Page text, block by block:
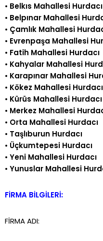
• Belkıs Mahallesi Hurdacı
• Belpınar Mahallesi
• Çamlık Mahallesi
• Evrenpaşa Mahallesi
• Fatih Mahallesi Hurdacı
• Kahyalar Mahallesi
• Karapınar Mahallesi
• Kökez Mahallesi Hurdacı
• Kürüs Mahallesi Hurdacı
• Merkez Mahallesi
• Orta Mahallesi Hurdacı
• Taşlıburun Hurdacı
• Üçkumtepesi Hurdacı
• Yeni Mahallesi Hurdacı
• Yunuslar Mahallesi
FİRMA BİLGİLERİ:
FİRMA ADI: